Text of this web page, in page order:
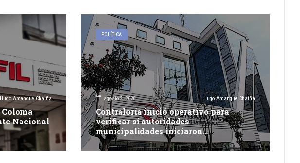
Hugo Amanque Chaiña
Nacional
POLÍTICA
agosto 2, 2026 Hugo Amanque Chaiña
Contraloría inició operativo para
verificar si autoridades
municipalidades iniciaron
descolmatación de quebradas y ríos
ante Fenómeno del Niño